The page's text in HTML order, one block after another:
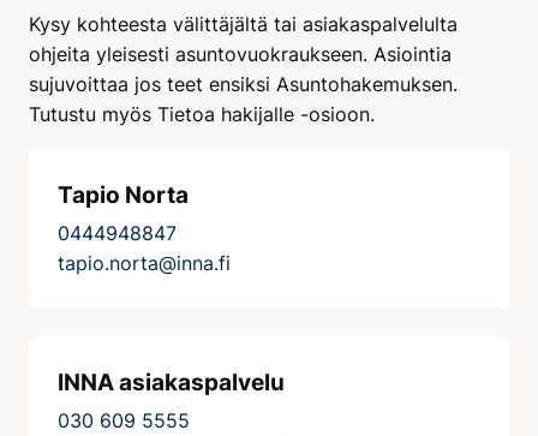
Kysy kohteesta välittäjältä tai asiakaspalvelulta
ohjeita yleisesti asuntovuokraukseen. Asiointia
sujuvoittaa jos teet ensiksi Asuntohakemuksen.
Tutustu myös Tietoa hakijalle -osioon.
Tapio Norta
0444948847
tapio.norta@inna.fi
INNA asiakaspalvelu
030 609 5555